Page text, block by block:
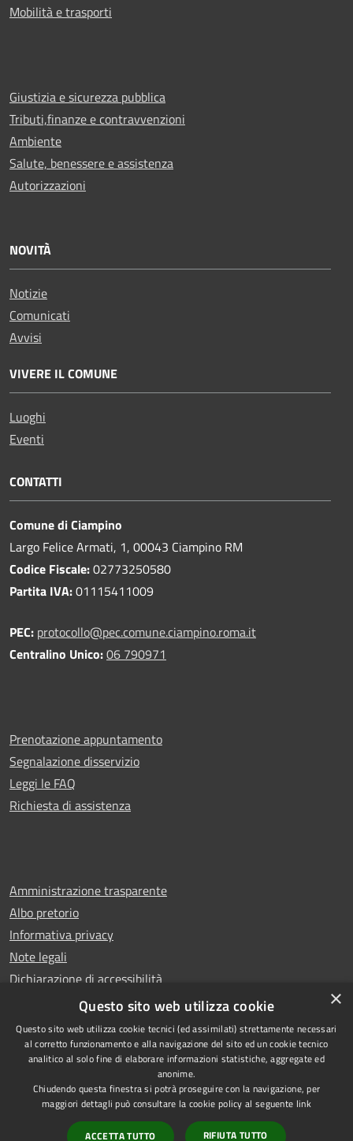
Mobilità e trasporti
Giustizia e sicurezza pubblica
Tributi,finanze e contravvenzioni
Ambiente
Salute, benessere e assistenza
Autorizzazioni
NOVITÀ
Notizie
Comunicati
Avvisi
VIVERE IL COMUNE
Luoghi
Eventi
CONTATTI
Comune di Ciampino
Largo Felice Armati, 1, 00043 Ciampino RM
Codice Fiscale:02773250580
Partita IVA:01115411009
PEC: protocollo@pec.comune.ciampino.roma.it
Centralino Unico:06 790971
Prenotazione appuntamento
Segnalazione disservizio
Leggi le FAQ
Richiesta di assistenza
Amministrazione trasparente
Albo pretorio
Informativa privacy
Note legali
Dichiarazione di accessibilità
Whistleblowing
Accessibilità
di Ciampino
Powered byMunicipium
×
Questo sito web utilizza cookie
Questo sito web utilizza cookie tecnici (ed assimilati) strettamente necessari
al corretto funzionamento e alla navigazione del sito ed un cookie tecnico
analitico al solo fine di elaborare informazioni statistiche, aggregate ed
anonime.
Chiudendo questa finestra si potrà proseguire con la navigazione, per
maggiori dettagli può consultare la cookie policy al seguente link
ACCETTA TUTTO RIFIUTA TUTTO